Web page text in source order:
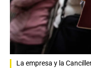
La empresa y la